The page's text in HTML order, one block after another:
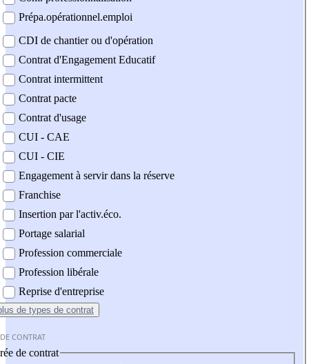
Prépa.opérationnel.emploi
CDI de chantier ou d'opération
Contrat d'Engagement Educatif
Contrat intermittent
Contrat pacte
Contrat d'usage
CUI - CAE
CUI - CIE
Engagement à servir dans la réserve
Franchise
Insertion par l'activ.éco.
Portage salarial
Profession commerciale
Profession libérale
Reprise d'entreprise
de types de contrat
CONTRAT
de contrat